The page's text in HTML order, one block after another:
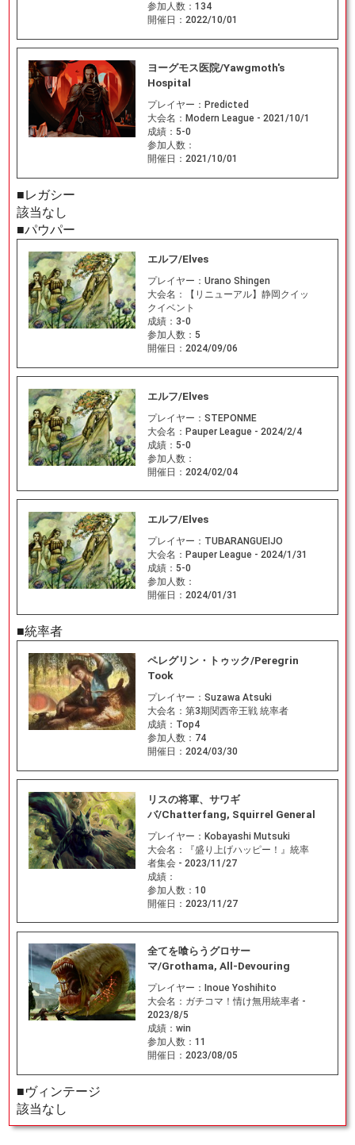
参加人数： 134
開催日： 2022/10/01
ヨーグモス医院/Yawgmoth's
Hospital
プレイヤー： Predicted
大会名： Modern League - 2021/10/1
成績： 5-0
参加人数：
開催日： 2021/10/01
■レガシー
該当なし
■パウパー
エルフ/Elves
プレイヤー： Urano Shingen
大会名：
【リニューアル】静岡クイッ
クイベント
成績： 3-0
参加人数： 5
開催日： 2024/09/06
エルフ/Elves
プレイヤー： STEPONME
大会名： Pauper League - 2024/2/4
成績： 5-0
参加人数：
開催日： 2024/02/04
エルフ/Elves
プレイヤー： TUBARANGUEIJO
大会名： Pauper League - 2024/1/31
成績： 5-0
参加人数：
開催日： 2024/01/31
■統率者
ペレグリン・トゥック/Peregrin
Took
プレイヤー： Suzawa Atsuki
大会名： 第3期関西帝王戦 統率者
成績： Top4
参加人数： 74
開催日： 2024/03/30
リスの将軍、サワギ
バ/Chatterfang, Squirrel General
プレイヤー： Kobayashi Mutsuki
大会名：
『盛り上げハッピー！』統率
者集会 - 2023/11/27
成績：
参加人数： 10
開催日： 2023/11/27
全てを喰らうグロサー
マ/Grothama, All-Devouring
プレイヤー： Inoue Yoshihito
大会名： ガチコマ！情け無用統率者 -
2023/8/5
成績： win
参加人数： 11
開催日： 2023/08/05
■ヴィンテージ
該当なし